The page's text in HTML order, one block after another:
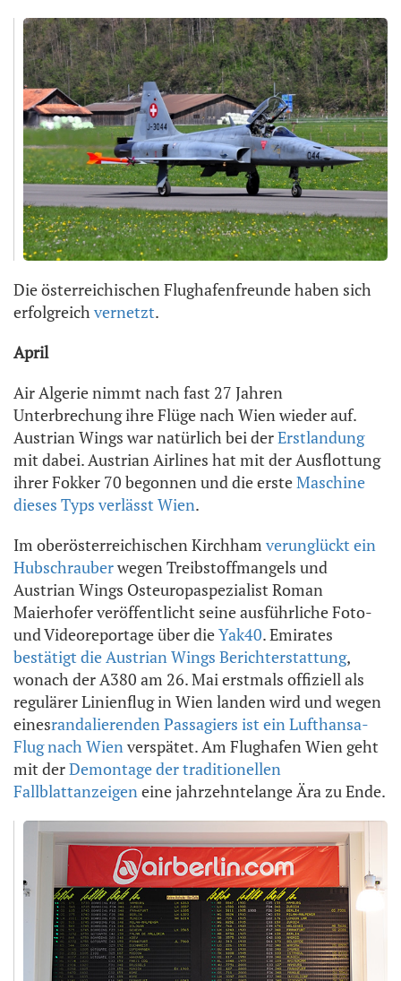
Die österreichischen Flughafenfreunde haben sich
erfolgreich vernetzt.
April
Air Algerie nimmt nach fast 27 Jahren
Unterbrechung ihre Flüge nach Wien wieder auf.
Austrian Wings war natürlich bei derErstlandung
mit dabei. Austrian Airlines hat mit der Ausflottung
ihrer Fokker 70 begonnen und die ersteMaschine
dieses Typs verlässt Wien.
Im oberösterreichischen Kirchham verunglückt ein
Hubschrauberwegen Treibstoffmangels und
Austrian Wings Osteuropaspezialist Roman
Maierhofer veröffentlicht seine ausführliche Foto-
und Videoreportage über dieYak40. Emirates
bestätigt die Austrian Wings Berichterstattung,
wonach der A380 am 26. Mai erstmals offiziell als
regulärer Linienflug in Wien landen wird und wegen
einesrandalierenden Passagiers ist ein Lufthansa-
Flug nach Wien verspätet. Am Flughafen Wien geht
mit derDemontage der traditionellen
Fallblattanzeigen eine jahrzehntelange Ära zu Ende.